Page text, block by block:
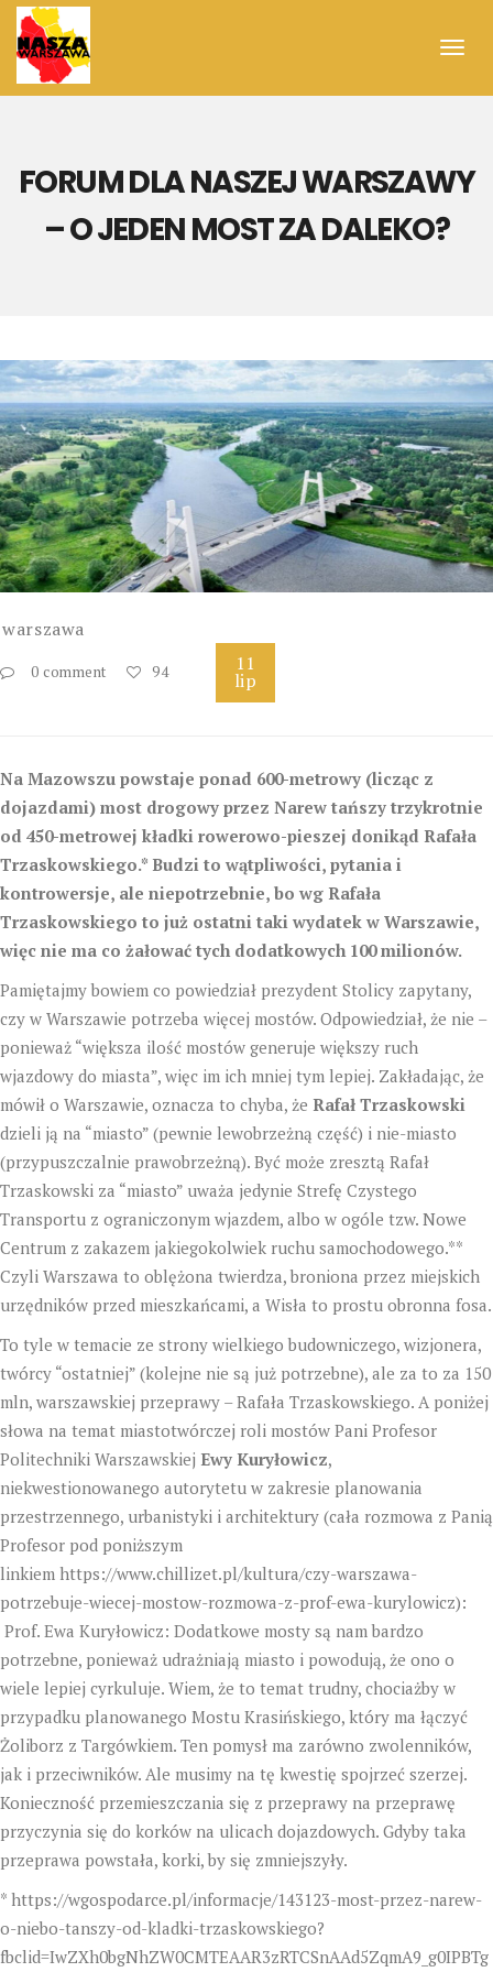
FORUM DLA NASZEJ WARSZAWY
– O JEDEN MOST ZA DALEKO?
warszawa
0 comment 94 11
lip
Na Mazowszu powstaje ponad 600-metrowy (licząc z
dojazdami) most drogowy przez Narew tańszy trzykrotnie
od 450-metrowej kładki rowerowo-pieszej donikąd Rafała
Trzaskowskiego.* Budzi to wątpliwości, pytania i
kontrowersje, ale niepotrzebnie, bo wg Rafała
Trzaskowskiego to już ostatni taki wydatek w Warszawie,
więc nie ma co żałować tych dodatkowych 100 milionów.
Pamiętajmy bowiem co powiedział prezydent Stolicy zapytany,
czy w Warszawie potrzeba więcej mostów. Odpowiedział, że nie –
ponieważ “większa ilość mostów generuje większy ruch
wjazdowy do miasta”, więc im ich mniej tym lepiej. Zakładając, że
mówił o Warszawie, oznacza to chyba, że Rafał Trzaskowski
dzieli ją na “miasto” (pewnie lewobrzeżną część) i nie-miasto
(przypuszczalnie prawobrzeżną). Być może zresztą Rafał
Trzaskowski za “miasto” uważa jedynie Strefę Czystego
Transportu z ograniczonym wjazdem, albo w ogóle tzw. Nowe
Centrum z zakazem jakiegokolwiek ruchu samochodowego.**
Czyli Warszawa to oblężona twierdza, broniona przez miejskich
urzędników przed mieszkańcami, a Wisła to prostu obronna fosa.
To tyle w temacie ze strony wielkiego budowniczego, wizjonera,
twórcy “ostatniej” (kolejne nie są już potrzebne), ale za to za 150
mln, warszawskiej przeprawy – Rafała Trzaskowskiego. A poniżej
słowa na temat miastotwórczej roli mostów Pani Profesor
Politechniki Warszawskiej Ewy Kuryłowicz,
niekwestionowanego autorytetu w zakresie planowania
przestrzennego, urbanistyki i architektury (cała rozmowa z Panią
Profesor pod poniższym
linkiem https://www.chillizet.pl/kultura/czy-warszawa-
potrzebuje-wiecej-mostow-rozmowa-z-prof-ewa-kurylowicz):
Prof. Ewa Kuryłowicz: Dodatkowe mosty są nam bardzo
potrzebne, ponieważ udrażniają miasto i powodują, że ono o
wiele lepiej cyrkuluje. Wiem, że to temat trudny, chociażby w
przypadku planowanego Mostu Krasińskiego, który ma łączyć
Żoliborz z Targówkiem. Ten pomysł ma zarówno zwolenników,
jak i przeciwników. Ale musimy na tę kwestię spojrzeć szerzej.
Konieczność przemieszczania się z przeprawy na przeprawę
przyczynia się do korków na ulicach dojazdowych. Gdyby taka
przeprawa powstała, korki, by się zmniejszyły.
* https://wgospodarce.pl/informacje/143123-most-przez-narew-
o-niebo-tanszy-od-kladki-trzaskowskiego?
fbclid=IwZXh0bgNhZW0CMTEAAR3zRTCSnAAd5ZqmA9_g0IPBTg